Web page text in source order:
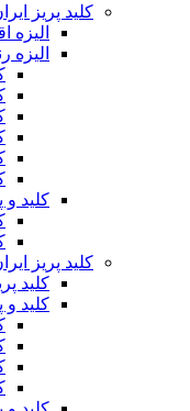
کلید پریز
الیزه
الیزه
کلید و
کلید پریز
کلید
کلید و